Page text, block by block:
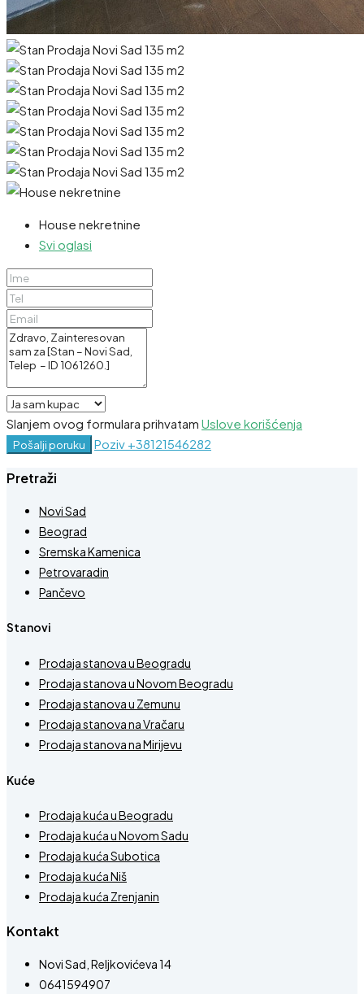
House nekretnine
Svi oglasi
Slanjem ovog formulara prihvatam Uslove korišćenja
Pošalji poruku Poziv +38121546282
Pretraži
Novi Sad
Beograd
Sremska Kamenica
Petrovaradin
Pančevo
Stanovi
Prodaja stanova u Beogradu
Prodaja stanova u Novom Beogradu
Prodaja stanova u Zemunu
Prodaja stanova na Vračaru
Prodaja stanova na Mirijevu
Kuće
Prodaja kuća u Beogradu
Prodaja kuća u Novom Sadu
Prodaja kuća Subotica
Prodaja kuća Niš
Prodaja kuća Zrenjanin
Kontakt
Novi Sad, Reljkovićeva 14
0641594907